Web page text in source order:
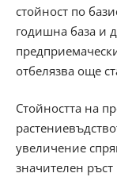
стойност по
годишна база и
отбелязва още
Стойността на
увеличение
значителен